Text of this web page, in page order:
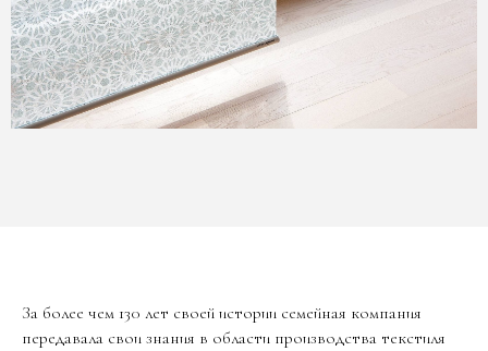
За более чем 130 лет своей истории семейная компания
передавала свои знания в области производства текстиля